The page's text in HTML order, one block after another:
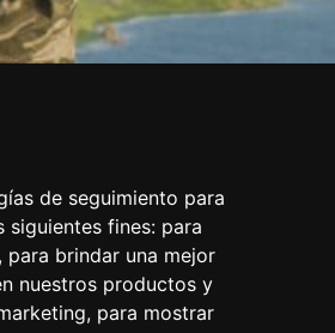
de seguimiento para
siguientes fines: para
, para brindar una mejor
nuestros productos y
, para mostrar